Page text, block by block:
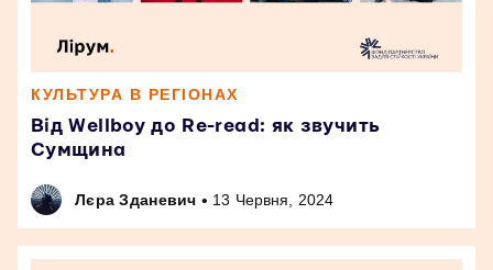
КУЛЬТУРА В РЕГІОНАХ
Від Wellboy до Re-read: як звучить
Сумщина
Лєра Зданевич • 13 Червня, 2024